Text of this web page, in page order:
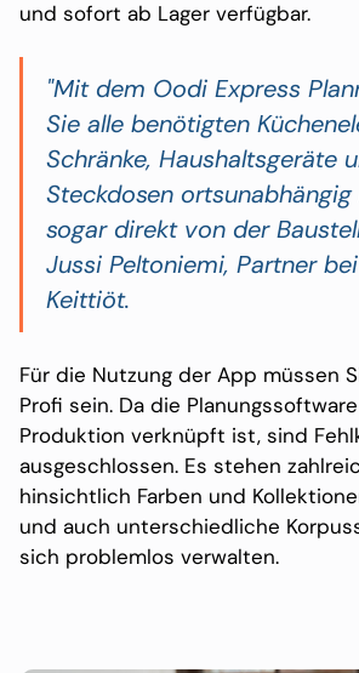
und sofort ab Lager verfügbar.
"Mit dem Oodi Express
Sie alle benötigten
Schränke, Haushaltsgeräte
Steckdosen
sogar direkt von der
Jussi Peltoniemi, Partner
Keittiöt.
Für die Nutzung der App müssen
Profi sein. Da die
Produktion verknüpft ist, sind
ausgeschlossen. Es stehen
hinsichtlich Farben und
und auch unterschiedliche
sich problemlos verwalten.